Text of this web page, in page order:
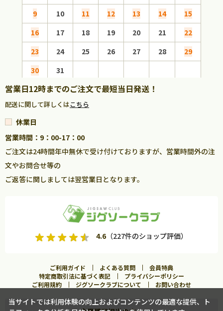
9
10 11 12 13 14
15
16
17 18 19 20 21
22
23
24 25 26 27 28
29
30
31
営業日12時までのご注文で最短当日発送！
配送に関して詳しくはこちら
休業日
営業時間：9：00-17：00
ご注文は24時間年中無休で受け付けておりますが、営業時間外の注
文やお問合せ等の
ご返答に関しましては翌営業日となります。
4.6（227件のショップ評価）
ご利用ガイド よくある質問
会員特典
特定商取引法に基づく表記
プライバシーポリシー
ご利用規約
ジグソークラブについて お問い合わせ
当サイトでは利用体験の向上およびコンテンツの最適な提供、ト